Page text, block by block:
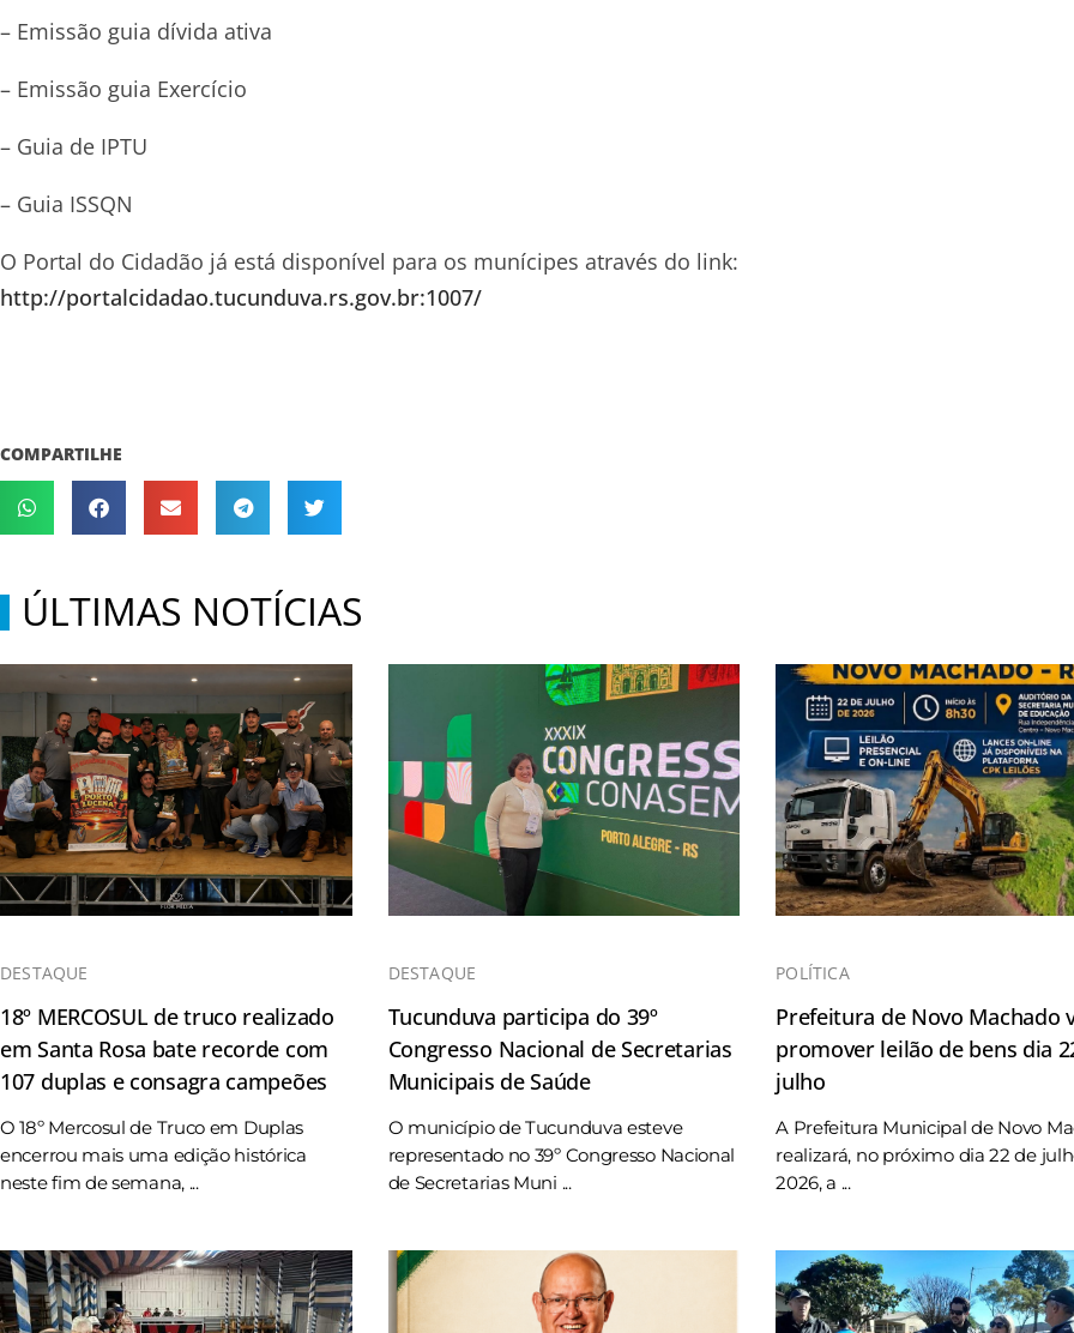
– Emissão guia dívida ativa
– Emissão guia Exercício
– Guia de IPTU
– Guia ISSQN
O Portal do Cidadão já está disponível para os munícipes através do link:
http://portalcidadao.tucunduva.rs.gov.br:1007/
COMPARTILHE
ÚLTIMAS NOTÍCIAS
DESTAQUE
18º MERCOSUL de truco realizado
em Santa Rosa bate recorde com
107 duplas e consagra campeões
O 18º Mercosul de Truco em Duplas
encerrou mais uma edição histórica
neste fim de semana, ...
DESTAQUE
Tucunduva participa do 39º
Congresso Nacional de Secretarias
Municipais de Saúde
O município de Tucunduva esteve
representado no 39º Congresso Nacional
de Secretarias Muni ...
POLÍTICA
Prefeitura de Novo Machado
promover leilão de bens dia
julho
A Prefeitura Municipal de Novo
realizará, no próximo dia 22 de
2026, a ...